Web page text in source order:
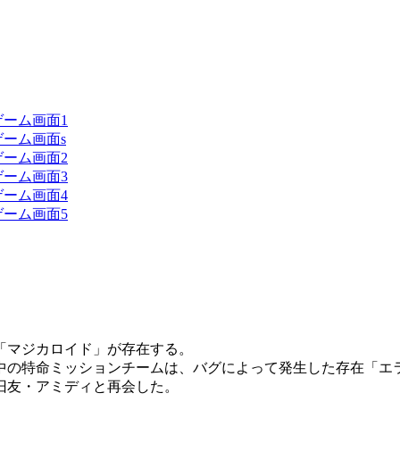
ジカロイド」が存在する。
特命ミッションチームは、バグによって発生した存在「エ
・アミディと再会した。